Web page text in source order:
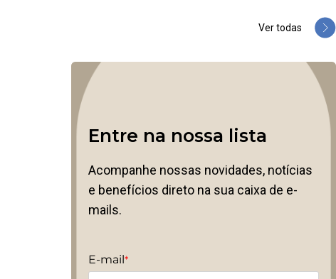
Ver todas
Entre na nossa lista
Acompanhe nossas novidades, notícias
e benefícios direto na sua caixa de e-
mails.
E-mail *